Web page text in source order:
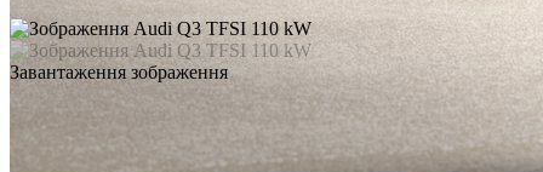
Завантаження зображення